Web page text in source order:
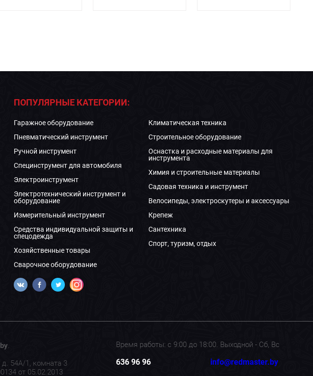
ПОПУЛЯРНЫЕ КАТЕГОРИИ:
Гаражное оборудование
Пневматический инструмент
Ручной инструмент
Специнструмент для автомобиля
Электроинструмент
Электротехнический инструмент и
оборудование
Измерительный инструмент
Средства индивидуальной защиты и
спецодежда
Хозяйственные товары
Сварочное оборудование
Климатическая техника
Строительное оборудование
Оснастка и расходные материалы для
инструмента
Химия и строительные материалы
Садовая техника и инструмент
Велосипеды, электроскутеры и аксессуары
Крепеж
Сантехника
Спорт, туризм, отдых
.
54А/1, комната 3
от 05.02.2013
Время работы: с 9:00 до 18:00. Выходной - Сб, Вс
636 96 96 info@redmaster.by